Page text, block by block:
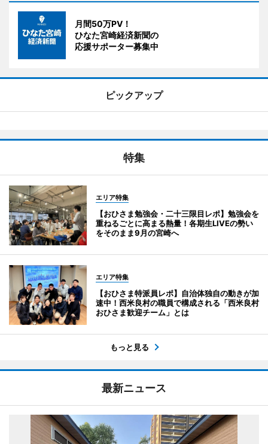
月間50万PV！
ひなた宮崎経済新聞の
応援サポーター募集中
ピックアップ
特集
エリア特集
【おひさま勉強会・二十三限目レポ】勉強会を
重ねるごとに高まる熱量！各期生LIVEの勢い
をそのまま9月の宮崎へ
エリア特集
【おひさま特派員レポ】自治体独自の動きが加
速中！西米良村の職員で構成される「西米良村
おひさま歓迎チーム」とは
もっと見る
最新ニュース